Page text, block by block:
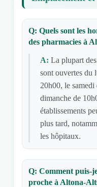
Q: Quels sont les
des pharmacies à
A: La plupart
sont ouvertes du
20h00, le
dimanche de
établissements
plus tard,
les hôpitaux.
Q: Comment puis-
proche à Altona-